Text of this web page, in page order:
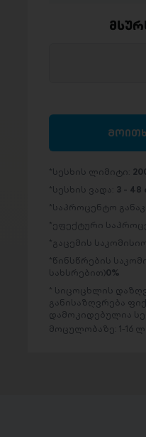
სესხის ლიმიტი:
სესხის ვადა: 3 - 48
საპროცენტო
ეფექტური
გაცემის
წინსწრების
სახსრებით)0%
სიცოცხლის
განისაზღვრება
დამოკიდებულია
მოცულობაზე: 1-16